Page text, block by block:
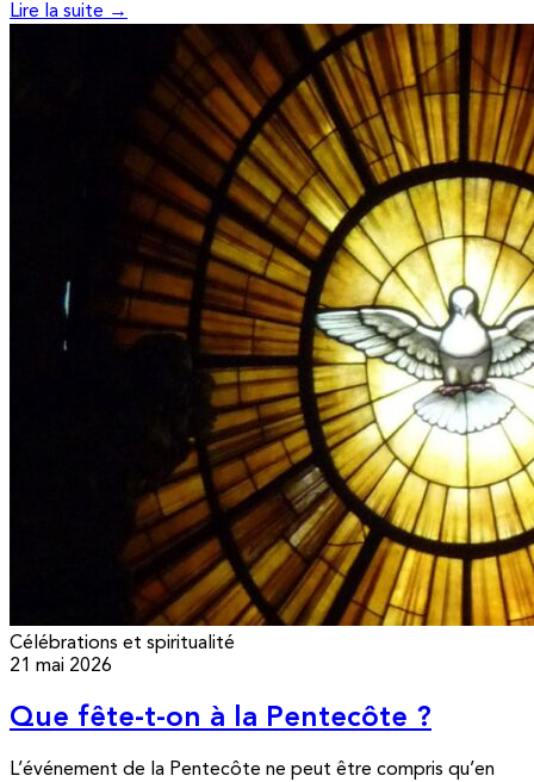
Lire la suite →
Célébrations et spiritualité
21 mai 2026
Que fête-t-on à la Pentecôte ?
L’événement de la Pentecôte ne peut être compris qu’en